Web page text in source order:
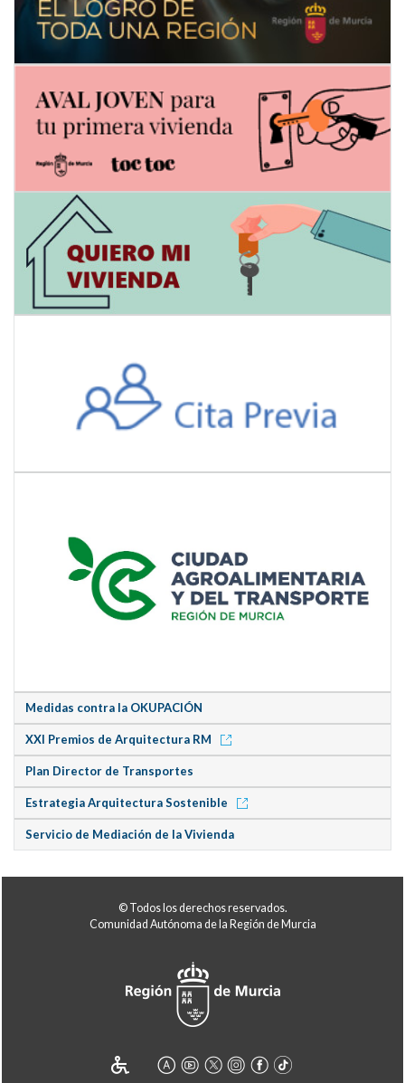
Medidas contra la OKUPACIÓN
XXI Premios de Arquitectura RM
Plan Director de Transportes
Estrategia Arquitectura Sostenible
Servicio de Mediación de la Vivienda
© Todos los derechos reservados.
Comunidad Autónoma de la Región de Murcia